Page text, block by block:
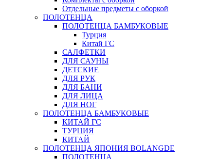
Отдельные предметы с оборкой
ПОЛОТЕНЦА
ПОЛОТЕНЦА БАМБУКОВЫЕ
Турция
Китай ГС
САЛФЕТКИ
ДЛЯ САУНЫ
ДЕТСКИЕ
ДЛЯ РУК
ДЛЯ БАНИ
ДЛЯ ЛИЦА
ДЛЯ НОГ
ПОЛОТЕНЦА БАМБУКОВЫЕ
КИТАЙ ГС
ТУРЦИЯ
КИТАЙ
ПОЛОТЕНЦА ЯПОНИЯ BOLANGDE
ПОЛОТЕНЦА